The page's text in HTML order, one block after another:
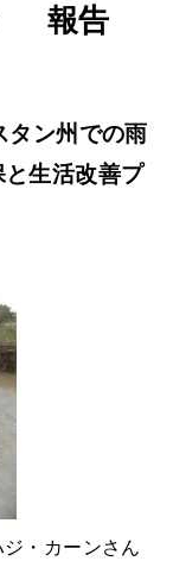
報告
ン州での雨
生活改善プ
・カーンさん